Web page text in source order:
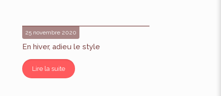
25 novembre 2020
En hiver, adieu le style
Lire la suite